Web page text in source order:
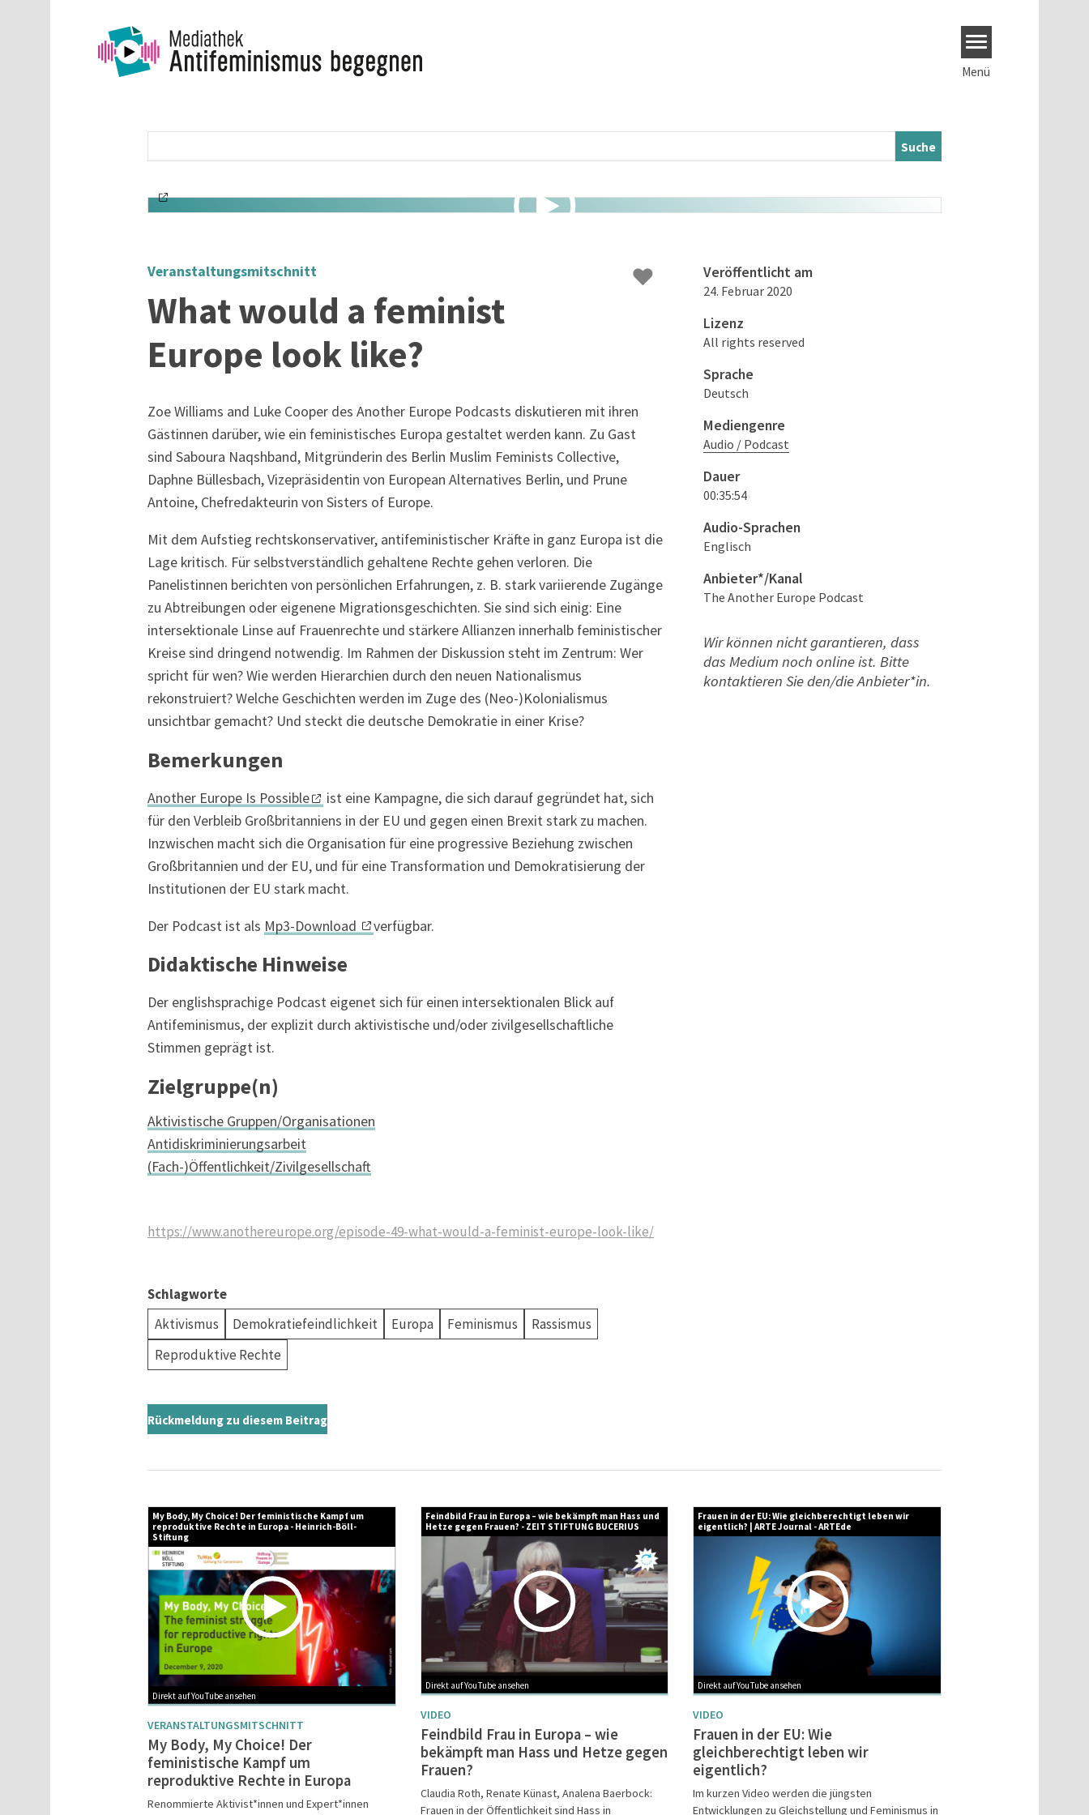
Menü
Veranstaltungsmitschnitt
What would a feminist
Europe look like?
♥
Zoe Williams and Luke Cooper des Another Europe Podcasts diskutieren mit ihren
Gästinnen darüber, wie ein feministisches Europa gestaltet werden kann. Zu Gast
sind Saboura Naqshband, Mitgründerin des Berlin Muslim Feminists Collective,
Daphne Büllesbach, Vizepräsidentin von European Alternatives Berlin, und Prune
Antoine, Chefredakteurin von Sisters of Europe.
Mit dem Aufstieg rechtskonservativer, antifeministischer Kräfte in ganz Europa ist die
Lage kritisch. Für selbstverständlich gehaltene Rechte gehen verloren. Die
Panelistinnen berichten von persönlichen Erfahrungen, z. B. stark variierende Zugänge
zu Abtreibungen oder eigenene Migrationsgeschichten. Sie sind sich einig: Eine
intersektionale Linse auf Frauenrechte und stärkere Allianzen innerhalb feministischer
Kreise sind dringend notwendig. Im Rahmen der Diskussion steht im Zentrum: Wer
spricht für wen? Wie werden Hierarchien durch den neuen Nationalismus
rekonstruiert? Welche Geschichten werden im Zuge des (Neo-)Kolonialismus
unsichtbar gemacht? Und steckt die deutsche Demokratie in einer Krise?
Bemerkungen
Another Europe Is Possible
ist eine Kampagne, die sich darauf gegründet hat, sich
für den Verbleib Großbritanniens in der EU und gegen einen Brexit stark zu machen.
Inzwischen macht sich die Organisation für eine progressive Beziehung zwischen
Großbritannien und der EU, und für eine Transformation und Demokratisierung der
Institutionen der EU stark macht.
Der Podcast ist als Mp3-Download verfügbar.
Didaktische Hinweise
Der englishsprachige Podcast eigenet sich für einen intersektionalen Blick auf
Antifeminismus, der explizit durch aktivistische und/oder zivilgesellschaftliche
Stimmen geprägt ist.
Zielgruppe(n)
Aktivistische Gruppen/Organisationen
Antidiskriminierungsarbeit
(Fach-)Öffentlichkeit/Zivilgesellschaft
https://www.anothereurope.org/episode-49-what-would-a-feminist-europe-look-like/
Schlagworte
Aktivismus
Demokratiefeindlichkeit Europa Feminismus
Rassismus
Reproduktive Rechte
Rückmeldung zu diesem Beitrag
Veröffentlicht am
24. Februar 2020
Lizenz
All rights reserved
Sprache
Deutsch
Mediengenre
Audio / Podcast
Dauer
00:35:54
Audio-Sprachen
Englisch
Anbieter*/Kanal
The Another Europe Podcast
Wir können nicht garantieren, dass
das Medium noch online ist. Bitte
kontaktieren Sie den/die Anbieter*in.
Related Medias
My Body, My Choice! Der feministische Kampf um
reproduktive Rechte in Europa - Heinrich-Böll-
Stiftung
Direkt auf YouTube ansehen
VERANSTALTUNGSMITSCHNITT
My Body, My Choice! Der
feministische Kampf um
reproduktive Rechte in Europa
Renommierte Aktivist*innen und Expert*innen
Feindbild Frau in Europa – wie bekämpft man Hass und
Hetze gegen Frauen? - ZEIT STIFTUNG BUCERIUS
Direkt auf YouTube ansehen
VIDEO
Feindbild Frau in Europa – wie
bekämpft man Hass und Hetze gegen
Frauen?
Claudia Roth, Renate Künast, Analena Baerbock:
Frauen in der Öffentlichkeit sind Hass in
Frauen in der EU: Wie gleichberechtigt leben wir
eigentlich? | ARTE Journal - ARTEde
Direkt auf YouTube ansehen
VIDEO
Frauen in der EU: Wie
gleichberechtigt leben wir
eigentlich?
Im kurzen Video werden die jüngsten
Entwicklungen zu Gleichstellung und Feminismus in